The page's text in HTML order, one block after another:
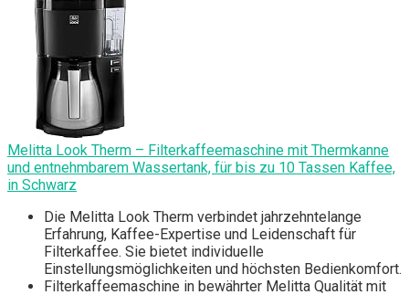
Melitta Look Therm – Filterkaffeemaschine mit Thermkanne
und entnehmbarem Wassertank, für bis zu 10 Tassen Kaffee,
in Schwarz
Die Melitta Look Therm verbindet jahrzehntelange
Erfahrung, Kaffee-Expertise und Leidenschaft für
Filterkaffee. Sie bietet individuelle
Einstellungsmöglichkeiten und höchsten Bedienkomfort.
Filterkaffeemaschine in bewährter Melitta Qualität mit